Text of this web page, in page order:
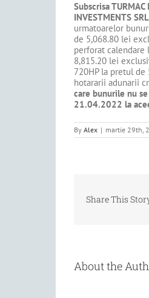
SubscrisaTURMAC
INVESTMENTS SRL
urmatoarelor
de 5,068.80 lei
perforat calendare
8,815.20 lei
720HP la pretul
hotararii adunarii
care bunurile nu
21.04.2022 la
By Alex | martie 29th,
Share This
About the